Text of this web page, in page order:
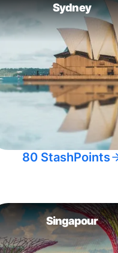
Sydney
80 StashPoints
Singapour